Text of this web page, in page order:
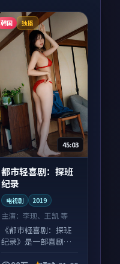
韩国 独播
45:03
都市轻喜剧：探班
纪录
电视剧 2019
主演：李现、王凯 等
《都市轻喜剧：探班
纪录》是一部喜剧向